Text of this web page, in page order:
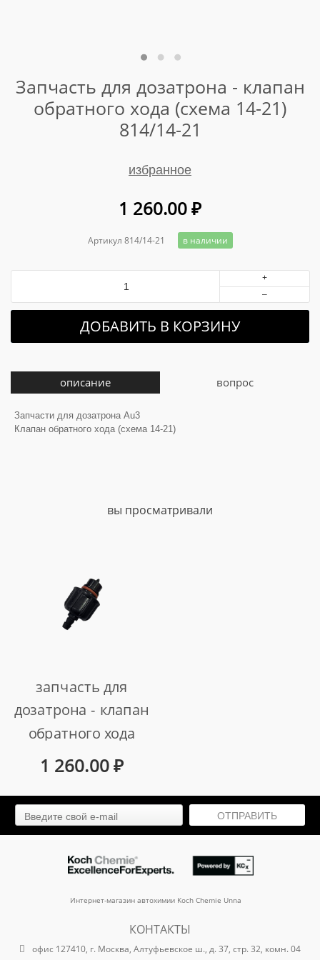
Запчасть для дозатрона - клапан
обратного хода (схема 14-21)
814/14-21
избранное
1 260.00₽
Артикул 814/14-21 в наличии
+
–
ДОБАВИТЬ В КОРЗИНУ
описание вопрос
Запчасти для дозатрона Au3
Клапан обратного хода (схема 14-21)
вы просматривали
запчасть для
дозатрона - клапан
обратного хода
(схема 14-21)
1 260.00₽
ОТПРАВИТЬ
Интернет-магазин автохимии Koch Chemie Unna
КОНТАКТЫ
офис 127410, г. Москва, Алтуфьевское ш., д. 37, стр. 32, комн. 04